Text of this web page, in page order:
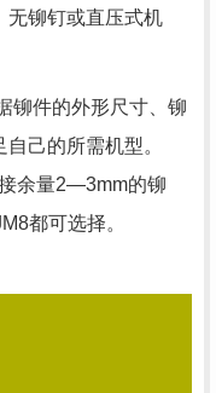
无铆钉或直压式机
铆件的外形尺寸、铆
己的所需机型。
余量2—3mm的铆
都可选择。